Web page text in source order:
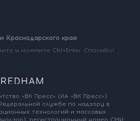
Краснодарского края
и нажмите Ctrl+Enter. Спасибо!
«ВК Пресс» (ИА «ВК Пресс»)
службе по надзору в
технологий и массовых
регистрационный номер СМИ: